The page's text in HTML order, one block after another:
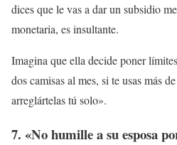
dices que le vas a dar un subsidio
monetaria, es insultante.
Imagina que ella decide poner
dos camisas al mes, si te usas más
arreglártelas tú solo».
7. «No humille a su esposa